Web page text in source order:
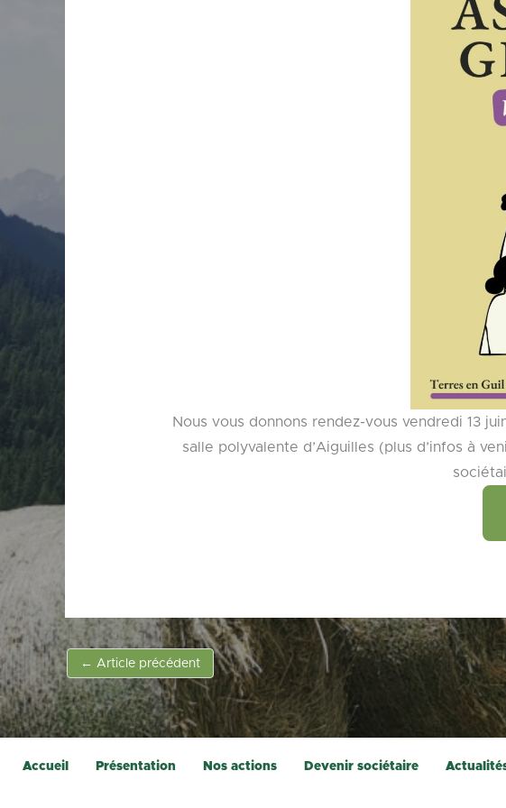
Nous vous donnons rendez-vous vendredi 13
salle polyvalente d’Aiguilles (plus d’infos à
← Article précédent
Accueil Présentation Nos actions Devenir sociétaire